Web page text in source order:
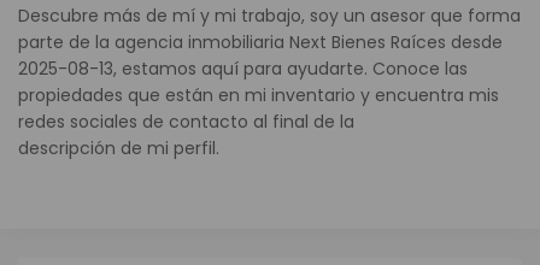
Descubre más de mí y mi trabajo, soy un asesor que forma
parte de la agencia inmobiliaria Next Bienes Raíces desde
2025-08-13, estamos aquí para ayudarte. Conoce las
propiedades que están en mi inventario y encuentra mis
redes sociales de contacto al final de la
descripción de mi perfil.